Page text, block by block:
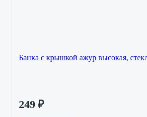
Банка с крышкой ажур высокая,
249 ₽